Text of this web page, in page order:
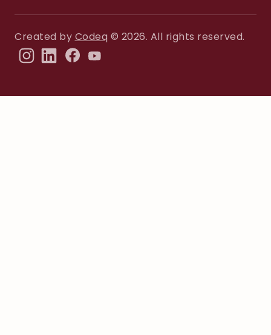
Created by Codeq © 2026. All rights reserved.